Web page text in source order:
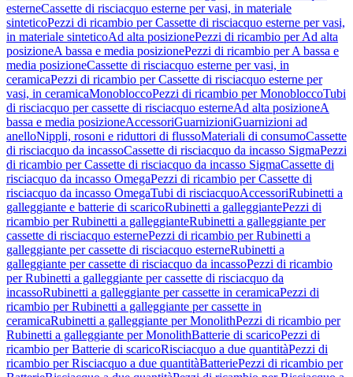
esterneCassette di risciacquo esterne per vasi, in materiale
sinteticoPezzi di ricambio per Cassette di risciacquo esterne per vasi,
in materiale sinteticoAd alta posizionePezzi di ricambio per Ad alta
posizioneA bassa e media posizionePezzi di ricambio per A bassa e
media posizioneCassette di risciacquo esterne per vasi, in
ceramicaPezzi di ricambio per Cassette di risciacquo esterne per
vasi, in ceramicaMonobloccoPezzi di ricambio per MonobloccoTubi
di risciacquo per cassette di risciacquo esterneAd alta posizioneA
bassa e media posizioneAccessoriGuarnizioniGuarnizioni ad
anelloNippli, rosoni e riduttori di flussoMateriali di consumoCassette
di risciacquo da incassoCassette di risciacquo da incasso SigmaPezzi
di ricambio per Cassette di risciacquo da incasso SigmaCassette di
risciacquo da incasso OmegaPezzi di ricambio per Cassette di
risciacquo da incasso OmegaTubi di risciacquoAccessoriRubinetti a
galleggiante e batterie di scaricoRubinetti a galleggiantePezzi di
ricambio per Rubinetti a galleggianteRubinetti a galleggiante per
cassette di risciacquo esternePezzi di ricambio per Rubinetti a
galleggiante per cassette di risciacquo esterneRubinetti a
galleggiante per cassette di risciacquo da incassoPezzi di ricambio
per Rubinetti a galleggiante per cassette di risciacquo da
incassoRubinetti a galleggiante per cassette in ceramicaPezzi di
ricambio per Rubinetti a galleggiante per cassette in
ceramicaRubinetti a galleggiante per MonolithPezzi di ricambio per
Rubinetti a galleggiante per MonolithBatterie di scaricoPezzi di
ricambio per Batterie di scaricoRisciacquo a due quantitàPezzi di
ricambio per Risciacquo a due quantitàBatteriePezzi di ricambio per